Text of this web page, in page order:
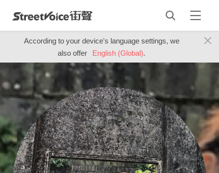
According to your device's language settings, we
also offer
English (Global).